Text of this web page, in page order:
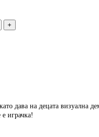
дава на децата
играчка!